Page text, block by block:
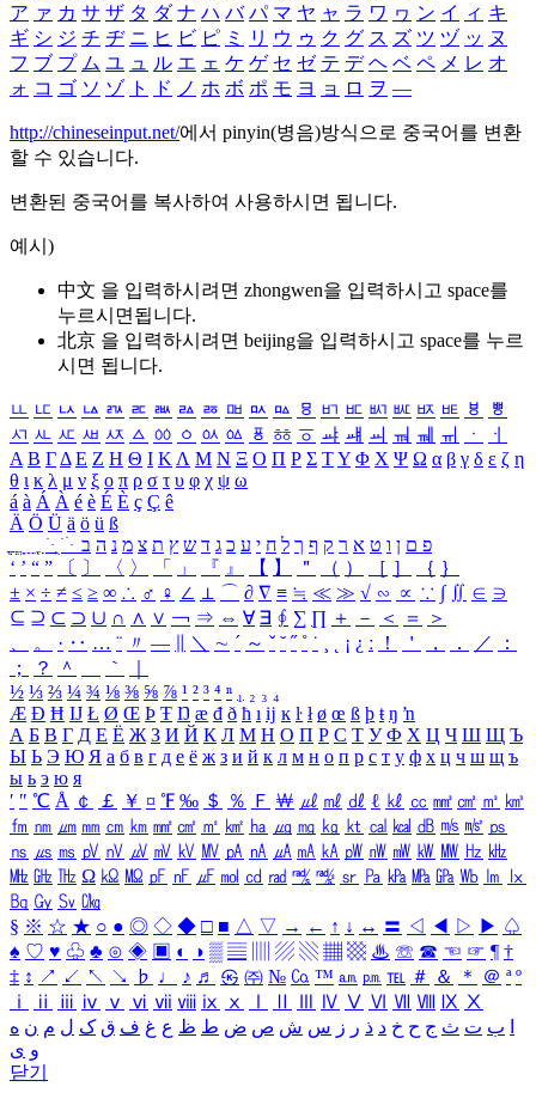
ア ァ カ サ ザ タ ダ ナ ハ バ パ マ ヤ ャ ラ ワ ヮ ン イ ィ キ
ギ シ ジ チ ヂ ニ ヒ ビ ピ ミ リ ウ ゥ ク グ ス ズ ツ ヅ ッ ヌ
フ ブ プ ム ユ ュ ル エ ェ ケ ゲ セ ゼ テ デ ヘ ベ ペ メ レ オ
ォ コ ゴ ソ ゾ ト ド ノ ホ ボ ポ モ ヨ ョ ロ ヲ ―
http://chineseinput.net/에서 pinyin(병음)방식으로 중국어를 변환
할 수 있습니다.
변환된 중국어를 복사하여 사용하시면 됩니다.
예시)
中文 을 입력하시려면 zhongwen을 입력하시고 space를
누르시면됩니다.
北京 을 입력하시려면 beijing을 입력하시고 space를 누르
시면 됩니다.
ㅥ ㅦ ㅧ ㅨ ㅩ ㅪ ㅫ ㅬ ㅭ ㅮ ㅯ ㅰ ㅱ ㅲ ㅳ ㅴ ㅵ ㅶ ㅷ ㅸ
ㅹ
ㅺ ㅻ ㅼ ㅽ ㅾ ㅿ ㆀ ㆁ ㆂ ㆃ ㆄ ㆅ ㆆ ㆇ ㆈ ㆉ ㆊ ㆋ ㆌ ㆍ
ㆎ
Α Β ΓΔ Ε Ζ Η Θ Ι ΚΛ Μ Ν Ξ Ο Π Ρ Σ ΤΥ Φ Χ Ψ Ω α β γ δ ε ζ η
θ ι κ λ μ ν ξ ο π ρ σ τ υ φ χ ψ ω
á à Á À é è É È ç Ç ê
Ä Ö Ü ä ö ü ß
ִֶֹ ֻּ ׁׂ פ ם ן ו ט א ר ק ף ך ל ח י ע כ ג ד ש ץ ת צ מ נ ה ב
‘ ’ “ ” 〔 〕 〈 〉 「 」 『 』 【 】 ＂ （ ） ［ ］ ｛ ｝
± × ÷ ≠ ≤ ≥ ∞ ∴ ♂ ♀ ∠ ⊥ ⌒ ∂ ∇ ≡ ≒ ≪ ≫ √ ∽ ∝ ∵ ∫ ∬ ∈ ∋
⊆ ⊇ ⊂ ⊃ ∪ ∩ ∧ ∨ ￢ ⇒ ⇔ ∀ ∃ ∮ ∑ ∏ ＋ － ＜ ＝
＞
、
。 · ‥ … ¨ 〃 ― ＼ ∼ ´ ～ ˇ ˘ ˝ ˚ ˙ ¸ ¡ ¿ ː ！ ＇ ， ． ／
：
；
？ ＾ ｀
½ ⅓ ⅔ ¼ ¾ ⅛ ⅜ ⅝ ⅞ ¹ ² ³ ⁴ ⁿ ₁ ₂ ₃ ₄
Æ Ð Ħ Ĳ Ł Ø Œ Þ Ŧ Ŋ æ đ ð ħ ı ĳ ĸ ŀ ł ø œ ß þ ŧ ŋ ŉ
А Б В Г Д Е Ё Ж З И Й К Л М Н О П Р С Т У Ф Х Ц Ч Ш Щ Ъ
Ы Ь Э Ю Я а б в г д е ё ж з и й к л м н о п р с т у ф х ц ч ш щ ъ
ы ь э ю я
′ ″ ℃ Å ￠ ￡ ￥ ¤ ℉ ‰ ＄ ％ Ｆ ￦ ㎕ ㎖ ㎗ ℓ ㎘ ㏄ ㎣ ㎤ ㎥ ㎦
㎙ ㎚ ㎛ ㎜ ㎝ ㎞ ㎟ ㎠ ㎡ ㎢ ㏊ ㎍ ㎎ ㎏ ㏏ ㎈ ㎉ ㏈ ㎧ ㎨ ㎰
㎱ ㎲ ㎳ ㎴ ㎵ ㎶ ㎷ ㎸ ㎹ ㎀ ㎁ ㎂ ㎃ ㎄ ㎺ ㎻ ㎽ ㎾ ㎿ ㎐ ㎑
㎒ ㎓ ㎔ Ω ㏀ ㏁ ㎊ ㎋ ㎌ ㏖ ㏅ ㎭ ㎮ ㎯ ㏛ ㎩ ㎪ ㎫ ㎬ ㏝ ㏐
㏓
㏃ ㏉ ㏜ ㏆
§ ※ ☆ ★ ○ ● ◎ ◇ ◆ □ ■ △ ▽ → ← ↑ ↓ ↔ 〓 ◁ ◀ ▷ ▶ ♤
♠ ♡ ♥ ♧ ♣ ⊙ ◈ ▣ ◐ ◑ ▒ ▤ ▨ ▧ ▦ ▩ ♨ ☏ ☎ ☜ ☞ ¶ †
‡ ↕ ↗ ↙ ↖ ↘ ♭ ♩ ♪ ♬ ㉿ ㈜ № ㏇ ™ ㏂ ㏘ ℡ ＃ ＆ ＊ ＠ ª º
ⅰ
ⅱ ⅲ ⅳ ⅴ ⅵ ⅶ ⅷ ⅸ ⅹ Ⅳ Ⅴ Ⅵ Ⅶ Ⅷ Ⅸ Ⅹ
ب ت ث ج ح خ د ذ ر ز س ش ص ض ط ظ ع غ ف ق ک ل م ن ه
و ی
닫기